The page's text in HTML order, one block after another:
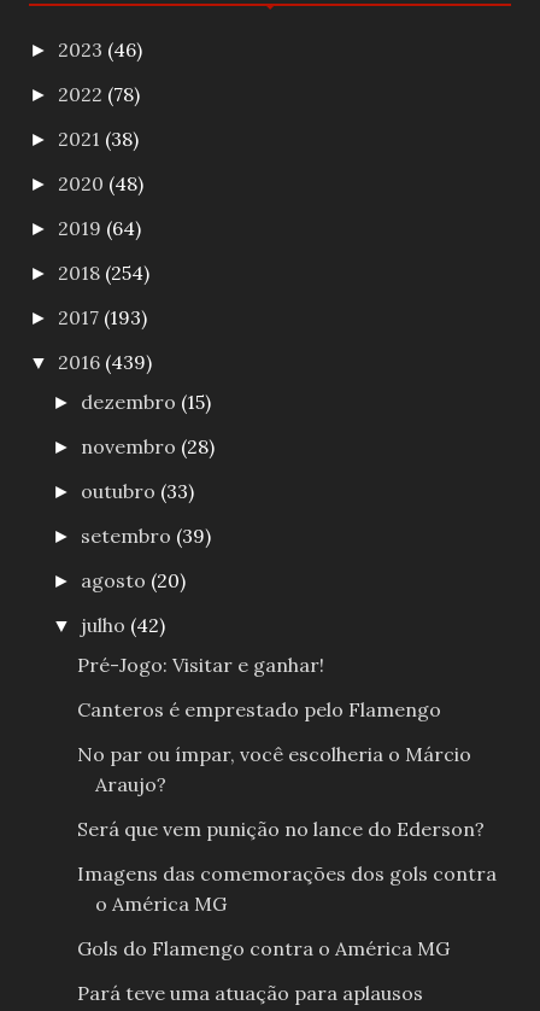
► 2023 (46)
► 2022 (78)
► 2021 (38)
► 2020 (48)
► 2019 (64)
► 2018 (254)
► 2017 (193)
▼ 2016 (439)
► dezembro (15)
► novembro (28)
► outubro (33)
► setembro (39)
► agosto (20)
▼ julho (42)
Pré-Jogo: Visitar e ganhar!
Canteros é emprestado pelo Flamengo
No par ou ímpar, você escolheria o Márcio
Araujo?
Será que vem punição no lance do Ederson?
Imagens das comemorações dos gols contra
o América MG
Gols do Flamengo contra o América MG
Pará teve uma atuação para aplausos